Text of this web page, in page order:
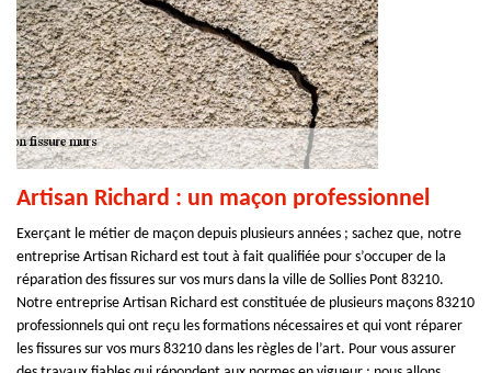
Artisan Richard : un maçon professionnel
Exerçant le métier de maçon depuis plusieurs années ; sachez que, notre
entreprise Artisan Richard est tout à fait qualifiée pour s’occuper de la
réparation des fissures sur vos murs dans la ville de Sollies Pont 83210.
Notre entreprise Artisan Richard est constituée de plusieurs maçons 83210
professionnels qui ont reçu les formations nécessaires et qui vont réparer
les fissures sur vos murs 83210 dans les règles de l’art. Pour vous assurer